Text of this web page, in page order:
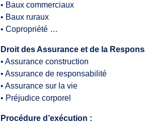
• Baux commerciaux
• Baux ruraux
• Copropriété …
Droit des Assurance et de la
• Assurance construction
• Assurance de responsabilité
• Assurance sur la vie
• Préjudice corporel
Procédure d’exécution :